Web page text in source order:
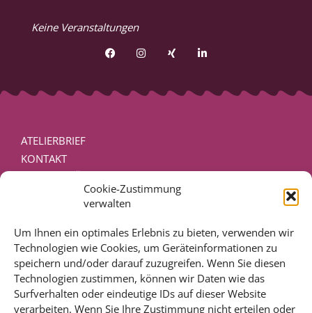
Cookie-Zustimmung
verwalten
Um Ihnen ein optimales Erlebnis zu bieten, verwenden wir
Technologien wie Cookies, um Geräteinformationen zu
speichern und/oder darauf zuzugreifen. Wenn Sie diesen
Technologien zustimmen, können wir Daten wie das
Surfverhalten oder eindeutige IDs auf dieser Website
verarbeiten. Wenn Sie Ihre Zustimmung nicht erteilen oder
Keine Veranstaltungen
ATELIERBRIEF
KONTAKT
DISCLAIMER – RECHTLICHE HINWEISE
DATENSCHUTZ
COOKIE-RICHTLINIE (EU)
BIOGRAFIESERVICE
SCHREIBCOACHING